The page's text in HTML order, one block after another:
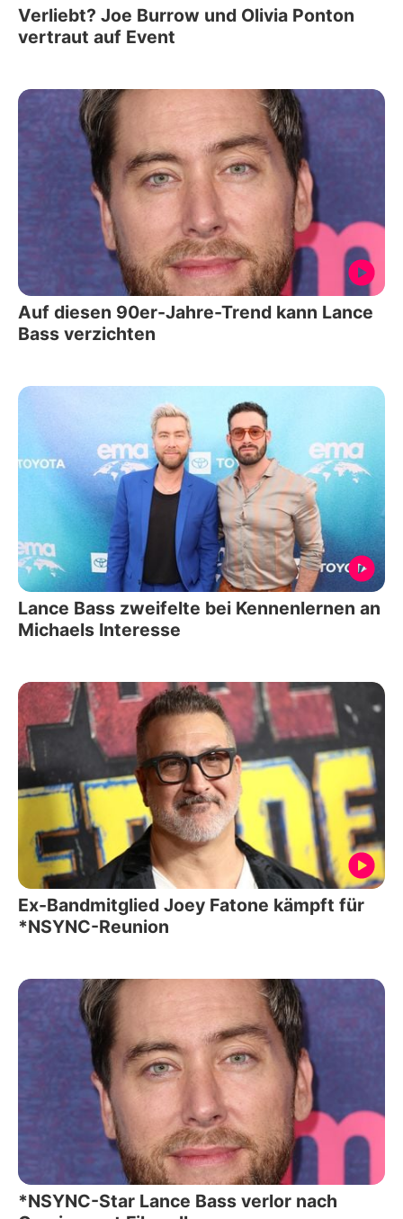
Verliebt? Joe Burrow und Olivia Ponton
vertraut auf Event
Auf diesen 90er-Jahre-Trend kann Lance
Bass verzichten
Lance Bass zweifelte bei Kennenlernen an
Michaels Interesse
Ex-Bandmitglied Joey Fatone kämpft für
*NSYNC-Reunion
*NSYNC-Star Lance Bass verlor nach